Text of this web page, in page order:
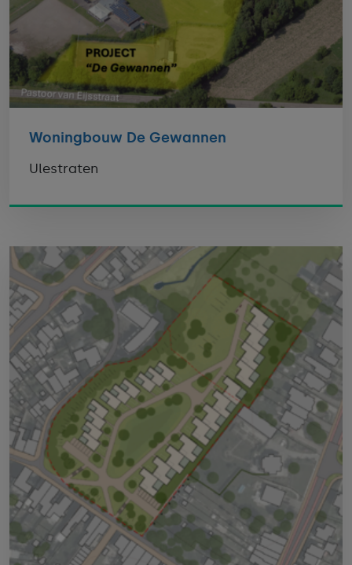
Woningbouw De Gewannen
Ulestraten